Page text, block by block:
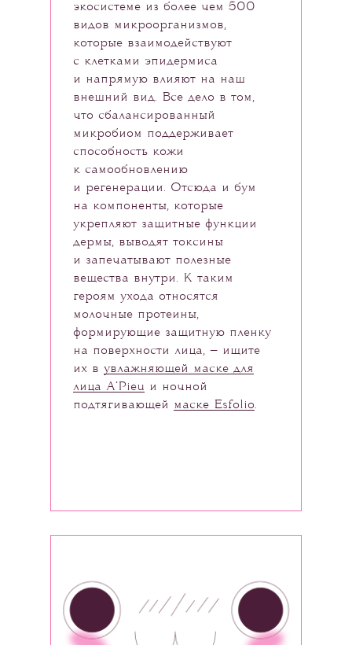
экосистеме из более чем 500
видов микроорганизмов,
которые взаимодействуют
с клетками эпидермиса
и напрямую влияют на наш
внешний вид. Все дело в том,
что сбалансированный
микробиом поддерживает
способность кожи
к самообновлению
и регенерации. Отсюда и бум
на компоненты, которые
укрепляют защитные функции
дермы, выводят токсины
и запечатывают полезные
вещества внутри. К таким
героям ухода относятся
молочные протеины,
формирующие защитную пленку
на поверхности лица, — ищите
их в увлажняющей маске для
лица A’Pieu и ночной
подтягивающей маске Esfolio.